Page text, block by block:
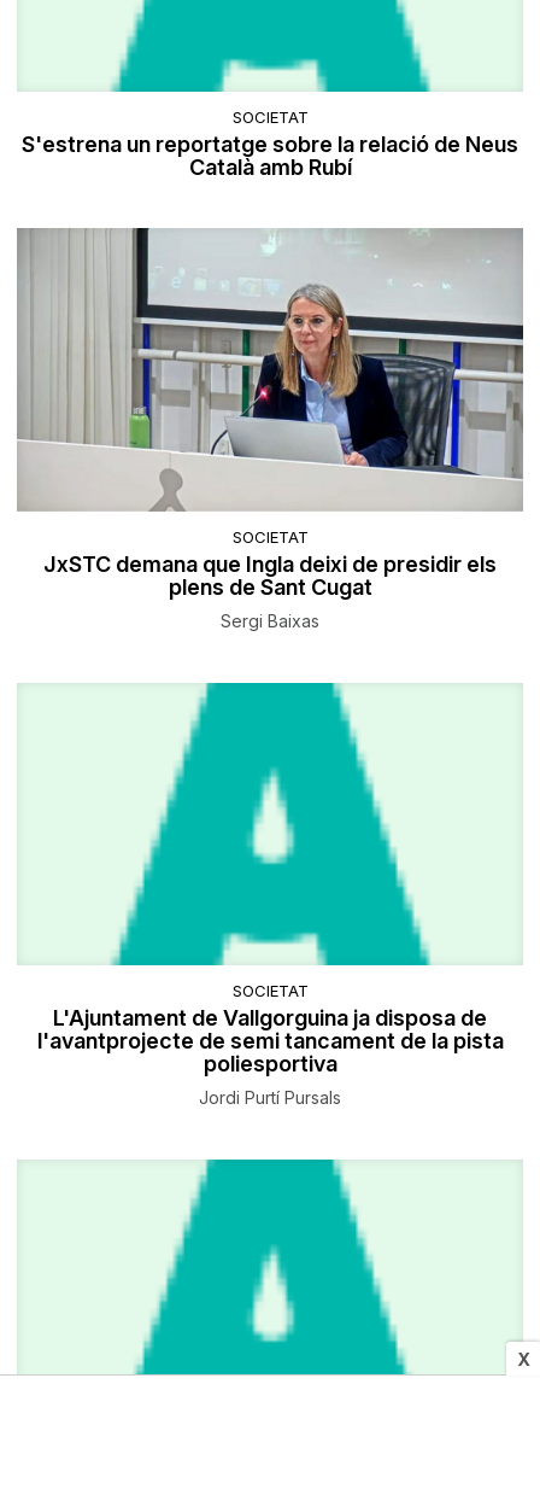
X
SOCIETAT
S'estrena un reportatge sobre la relació de Neus
Català amb Rubí
SOCIETAT
JxSTC demana que Ingla deixi de presidir els
plens de Sant Cugat
Sergi Baixas
SOCIETAT
L'Ajuntament de Vallgorguina ja disposa de
l'avantprojecte de semi tancament de la pista
poliesportiva
Jordi Purtí Pursals